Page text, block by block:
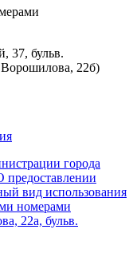
37, бульв.
Ворошилова, 22б)
города
вид использования
номерами
22а, бульв.